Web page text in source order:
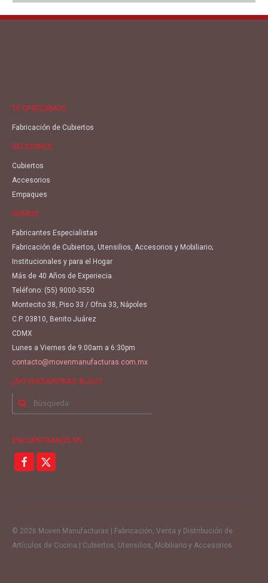
TE OFRECEMOS
Fabricación de Cubiertos
SECCIONES
Cubiertos
Accesorios
Empaques
SOMOS
Fabricantes Especialistas
Fabricación de Cubiertos, Utensilios, Accesorios y Mobiliario;
Institucionales y para el Hogar
Más de 40 Años de Experiecia
Teléfono: (55) 9000-3550
Montecito 38, Piso 33 / Ofna 33, Nápoles
C.P. 03810, Benito Juárez
CDMX
Lunes a Viernes de 9:00am a 6:30pm
contacto@movenmanufacturas.com.mx
¿NO ENCUENTRAS ALGO?
Buscar
ENCUÉNTRANOS EN
© 2026 Moven Manufacturas | Fabricación, Venta y Distribución de
Artículos de Cocina | Cubiertos, Utensilios, Mobiliario y Accesorios